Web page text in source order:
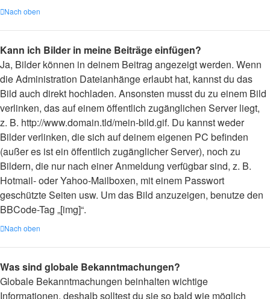
Nach oben
Kann ich Bilder in meine Beiträge einfügen?
Ja, Bilder können in deinem Beitrag angezeigt werden. Wenn
die Administration Dateianhänge erlaubt hat, kannst du das
Bild auch direkt hochladen. Ansonsten musst du zu einem Bild
verlinken, das auf einem öffentlich zugänglichen Server liegt,
z. B. http://www.domain.tld/mein-bild.gif. Du kannst weder
Bilder verlinken, die sich auf deinem eigenen PC befinden
(außer es ist ein öffentlich zugänglicher Server), noch zu
Bildern, die nur nach einer Anmeldung verfügbar sind, z. B.
Hotmail- oder Yahoo-Mailboxen, mit einem Passwort
geschützte Seiten usw. Um das Bild anzuzeigen, benutze den
BBCode-Tag „[img]“.
Nach oben
Was sind globale Bekanntmachungen?
Globale Bekanntmachungen beinhalten wichtige
Informationen, deshalb solltest du sie so bald wie möglich